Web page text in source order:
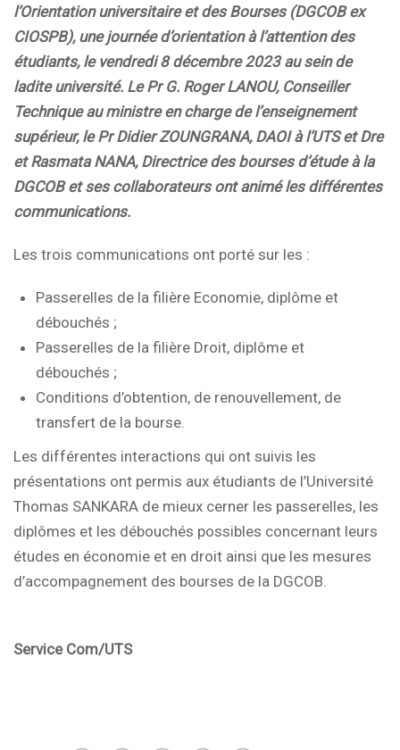
l’Orientation universitaire et des Bourses (DGCOB ex
CIOSPB), une journée d’orientation à l’attention des
étudiants, le vendredi 8 décembre 2023 au sein de
ladite université. Le Pr G. Roger LANOU, Conseiller
Technique au ministre en charge de l’enseignement
supérieur, le Pr Didier ZOUNGRANA, DAOI à l’UTS et Dre
et Rasmata NANA, Directrice des bourses d’étude à la
DGCOB et ses collaborateurs ont animé les différentes
communications.
Les trois communications ont porté sur les :
Passerelles de la filière Economie, diplôme et
débouchés ;
Passerelles de la filière Droit, diplôme et
débouchés ;
Conditions d’obtention, de renouvellement, de
transfert de la bourse.
Les différentes interactions qui ont suivis les
présentations ont permis aux étudiants de l’Université
Thomas SANKARA de mieux cerner les passerelles, les
diplômes et les débouchés possibles concernant leurs
études en économie et en droit ainsi que les mesures
d’accompagnement des bourses de la DGCOB.
Service Com/UTS